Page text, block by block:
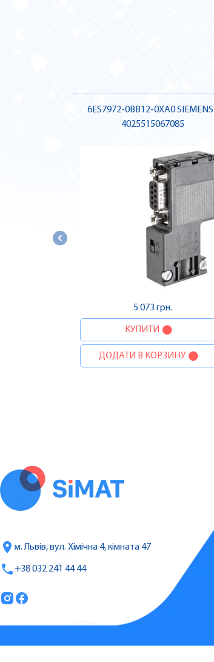
6ES7972-0BB12-0XA0 SIEMENS |
4025515067085
5 073 грн.
КУПИТИ
ДОДАТИ В КОРЗИНУ
м. Львів, вул. Хімічна 4, кімната 47
+38 032 241 44 44